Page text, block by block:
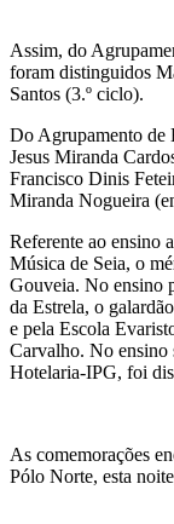
Assim, do
foram distinguidos
Santos (3.º ciclo).
Do Agrupamento de
Jesus Miranda
Francisco Dinis
Miranda Nogueira
Referente ao ensino
Música de Seia, o
Gouveia. No ensino
da Estrela, o
e pela Escola
Carvalho. No ensino
Hotelaria-IPG, foi
As comemorações
Pólo Norte, esta